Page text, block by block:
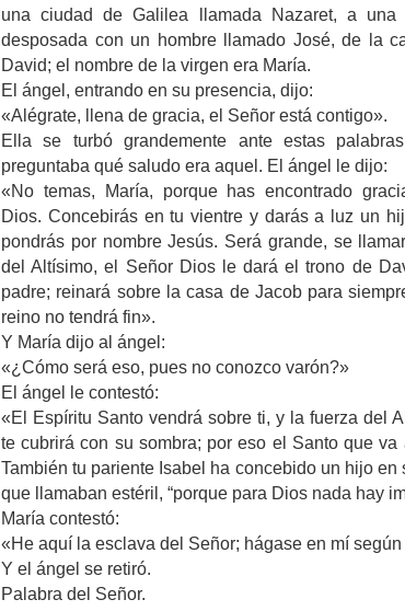
una ciudad de Galilea llamada Nazaret, a una
desposada con un hombre llamado José, de la
David; el nombre de la virgen era María.
El ángel, entrando en su presencia, dijo:
«Alégrate, llena de gracia, el Señor está contigo».
Ella se turbó grandemente ante estas
preguntaba qué saludo era aquel. El ángel le dijo:
«No temas, María, porque has encontrado
Dios. Concebirás en tu vientre y darás a luz un
pondrás por nombre Jesús. Será grande, se
del Altísimo, el Señor Dios le dará el trono de
padre; reinará sobre la casa de Jacob para
reino no tendrá fin».
Y María dijo al ángel:
«¿Cómo será eso, pues no conozco varón?»
El ángel le contestó:
«El Espíritu Santo vendrá sobre ti, y la fuerza del
te cubrirá con su sombra; por eso el Santo que
También tu pariente Isabel ha concebido un hijo
que llamaban estéril, “porque para Dios nada hay
María contestó:
«He aquí la esclava del Señor; hágase en mí según
Y el ángel se retiró.
Palabra del Señor.